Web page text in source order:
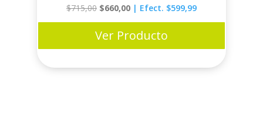
$715,00 Original
price
was:
$715,00.
$660,00Current
price
is:$660,00.
| Efect. $599,99
Ver Producto